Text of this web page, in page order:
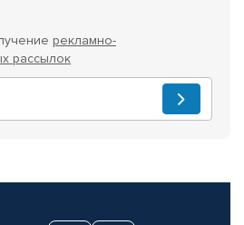
рекламно-
рассылок